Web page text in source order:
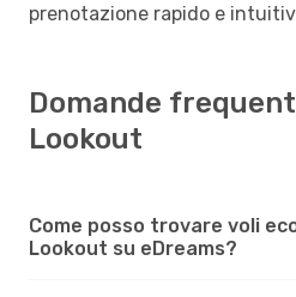
prenotazione rapido e
Domande
Lookout
Come posso trovare voli
Lookout su eDreams?